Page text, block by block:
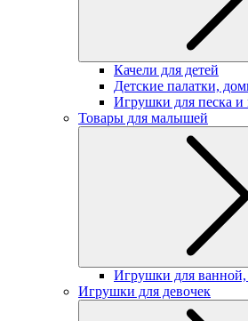
Качели для детей
Детские палатки,
Игрушки для песка и
Товары для малышей
Игрушки для ванной,
Игрушки для девочек